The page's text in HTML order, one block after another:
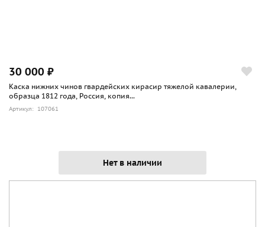
30 000 ₽
Каска нижних чинов гвардейских кирасир тяжелой кавалерии,
образца 1812 года, Россия, копия...
Артикул: 107061
Нет в наличии